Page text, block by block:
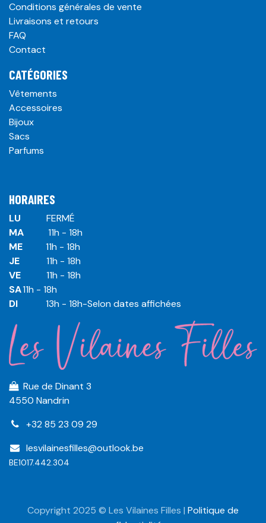
Conditions générales de vente
Livraisons et retours
FAQ
Contact
CATÉGORIES
Vêtements
Accessoires
Bijoux
Sacs
Parfums
HORAIRES
LU
​ ​FERMÉ
MA
​11h - 18h
ME
​11h - 18h
JE
​​11h - 18h
VE
​​​11h - 18h
SA​​​11h - 18h
DI
​​​ 13h - 18h-Selon dates affichées
Rue de Dinant 3
4550 Nandrin
+32 85 23 09 29
lesvilainesfilles@outlook.be
BE1017.442.304
Copyright 2025 © Les Vilaines Filles | Politique de